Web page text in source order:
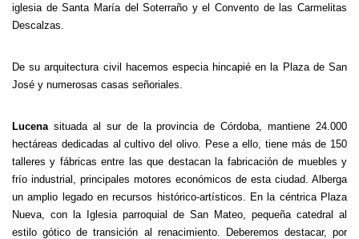
iglesia de Santa María del Soterraño y el Convento de las Carmelitas
Descalzas.
De su arquitectura civil hacemos especia hincapié en la Plaza de San
José y numerosas casas señoriales.
Lucenasituada al sur de la provincia de Córdoba, mantiene 24.000
hectáreas dedicadas al cultivo del olivo. Pese a ello, tiene más de 150
talleres y fábricas entre las que destacan la fabricación de muebles y
frío industrial, principales motores económicos de esta ciudad. Alberga
un amplio legado en recursos histórico-artísticos. En la céntrica Plaza
Nueva, con la Iglesia parroquial de San Mateo, pequeña catedral al
estilo gótico de transición al renacimiento. Deberemos destacar, por